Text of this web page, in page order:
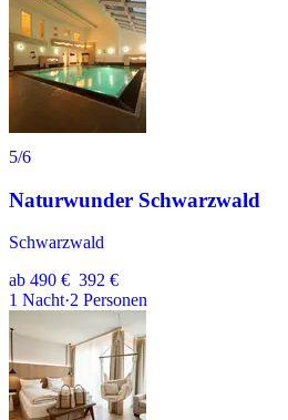
5/6
Naturwunder Schwarzwald
Schwarzwald
ab 490 € 392 €
1 Nacht·2 Personen